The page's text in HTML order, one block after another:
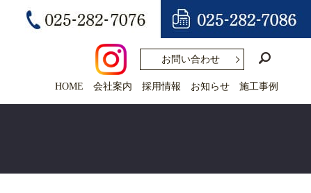
お問い合わせ
HOME 会社案内 採用情報 お知らせ 施工事例